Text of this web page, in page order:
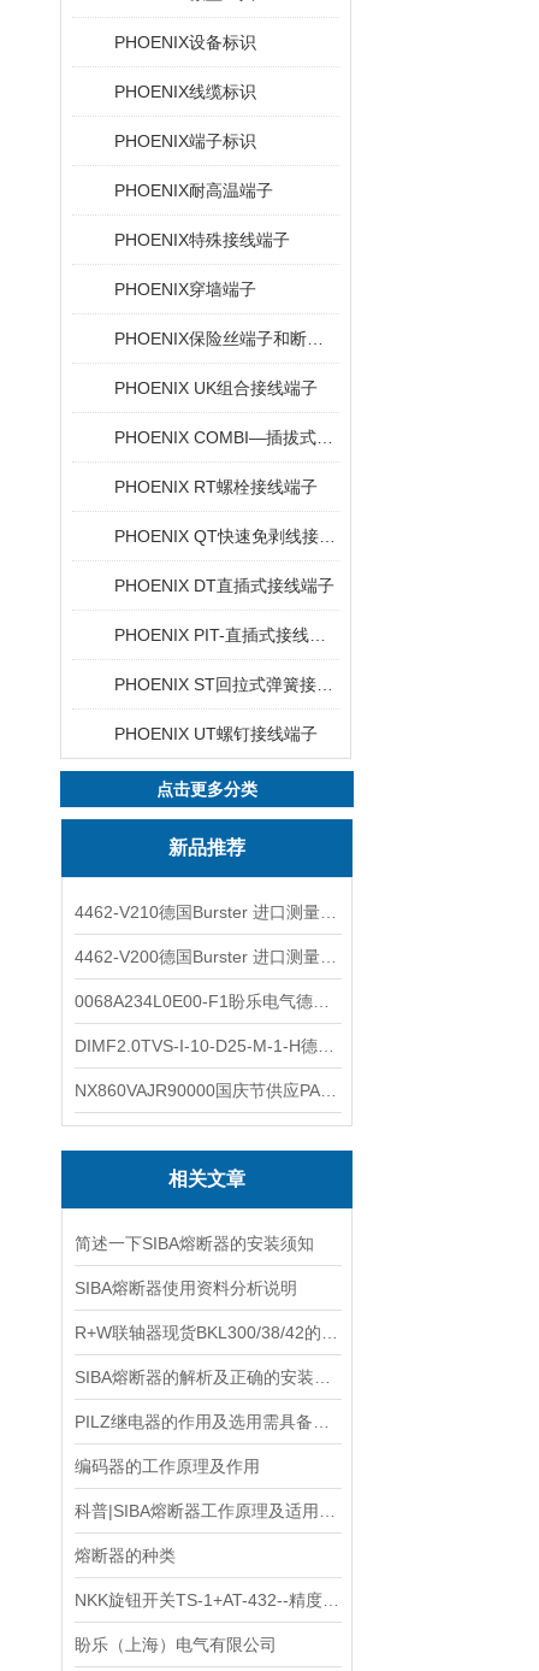
PHOENIX设备标识
PHOENIX线缆标识
PHOENIX端子标识
PHOENIX耐高温端子
PHOENIX特殊接线端子
PHOENIX穿墙端子
PHOENIX UK组合接线端子
PHOENIX RT螺栓接线端子
PHOENIX DT直插式接线端子
PHOENIX UT螺钉接线端子
点击更多分类
新品推荐
相关文章
简述一下SIBA熔断器的安装须知
SIBA熔断器使用资料分析说明
编码器的工作原理及作用
熔断器的种类
盼乐（上海）电气有限公司